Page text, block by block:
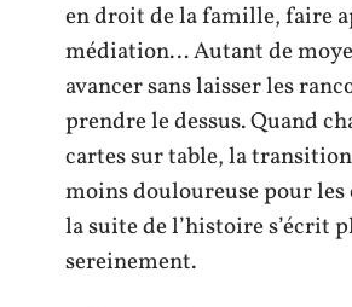
en droit de la famille, faire
médiation… Autant de
avancer sans laisser les
prendre le dessus. Quand
cartes sur table, la
moins douloureuse pour les
la suite de l’histoire s’écrit
sereinement.